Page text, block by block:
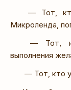
— Тот,
Микроленда,
— Тот,
выполнения
— Тот, кто